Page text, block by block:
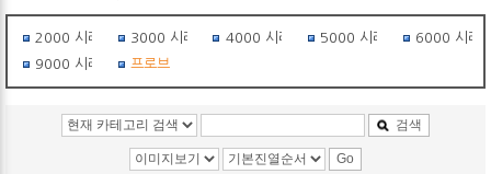
2000 시리즈 3000 시리즈 4000 시리즈 5000 시리즈
6000 시리
9000 시리즈
프로브
검색